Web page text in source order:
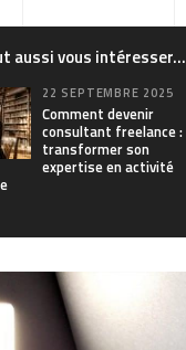
aussi vous intéresser...
22 SEPTEMBRE 2025
Comment devenir
consultant freelance :
transformer son
expertise en activité